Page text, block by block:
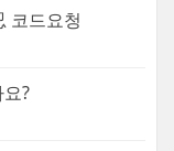
코드요청
?